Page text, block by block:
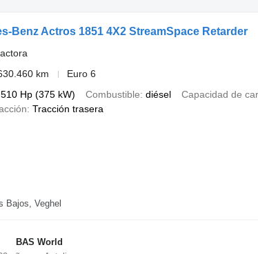
Benz Actros 1851 4X2 StreamSpace Retarder
km
Euro 6
510 Hp (375 kW) Combustible diésel Capacidad de
Tracción trasera
Bajos, Veghel
BAS World